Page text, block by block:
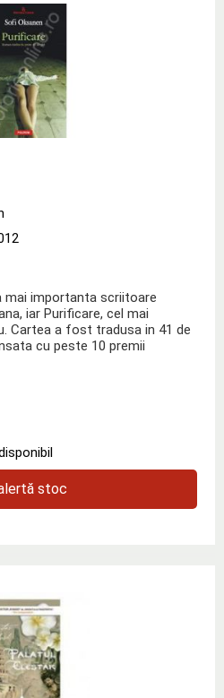
mai importanta scriitoare
iar Purificare, cel mai
Cartea a fost tradusa in 41 de
cu peste 10 premii
stoc